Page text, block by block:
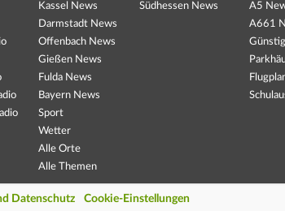
Kassel News
Darmstadt News
Offenbach News
Gießen News
Fulda News
Bayern News
Sport
Wetter
Alle Orte
Alle Themen
Südhessen News
A5
A661
Datenschutz Cookie-Einstellungen